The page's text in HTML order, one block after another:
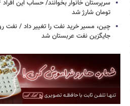
تومان شارژ شد
چین، مسیر خرید نفت را تغییر داد / نفت
جایگزین نفت عربستان شد